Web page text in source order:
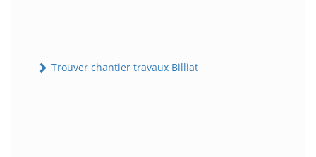
Trouver chantier travaux Billiat